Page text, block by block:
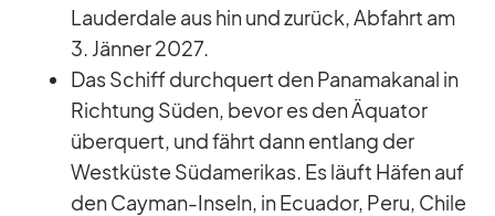
Lau­derd­ale aus hin und zu­rück, Ab­fahrt am
3. Jän­ner 2027.
Das Schiff durch­quert den Pa­na­ma­ka­nal in
Rich­tung Sü­den, be­vor es den Äqua­tor
über­quert, und fährt dann ent­lang der
West­küste Süd­ame­ri­kas. Es läuft Hä­fen auf
den Cayman-In­seln, in Ecua­dor, Peru, Chile